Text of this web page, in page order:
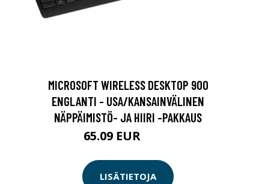
MICROSOFT WIRELESS DESKTOP 900
ENGLANTI - USA/KANSAINVÄLINEN
NÄPPÄIMISTÖ- JA HIIRI -PAKKAUS
65.09 EUR
LISÄTIETOJA